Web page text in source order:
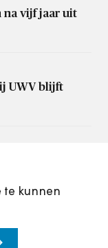
vijf jaar uit
UWV blijft
te kunnen